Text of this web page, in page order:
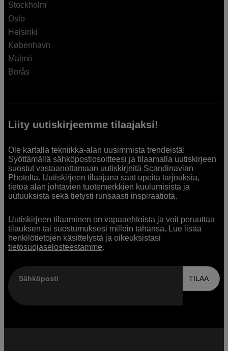
Stockholm
Oslo
Helsinki
København
Malmö
Borås
Liity uutiskirjeemme tilaajaksi!
Ole kartalla tekniikka-alan uusimmista trendeistä!
Syöttämällä sähköpostiosoitteesi ja tilaamalla uutiskirjeen
suostut vastaanottamaan uutiskirjeitä Scandinavian
Photolta. Uutiskirjeen tilaajana saat upeita tarjouksia,
tietoa alan johtavien tuotemerkkien kuulumisista ja
uutuuksista sekä tietysti runsaasti inspiraatiota.
Uutiskirjeen tilaaminen on vapaaehtoista ja voit peruuttaa
tilauksen tai suostumuksesi milloin tahansa. Lue lisää
henkilötietojen käsittelystä ja oikeuksistasi
tietosuojaselosteestamme.
Sähköposti TILAA